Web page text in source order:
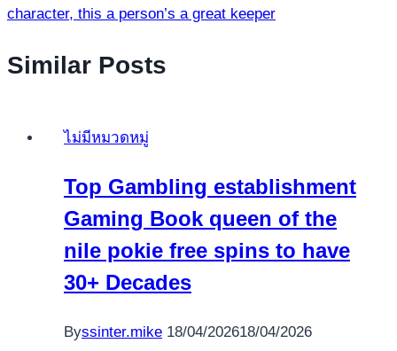
character, this a person’s a great keeper
Similar Posts
ไม่มีหมวดหมู่
Top Gambling establishment
Gaming Book queen of the
nile pokie free spins to have
30+ Decades
Byssinter.mike 18/04/202618/04/2026